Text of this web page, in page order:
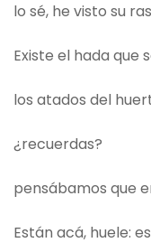
lo sé, he visto su
Existe el hada
los atados del
¿recuerdas?
pensábamos que
Están acá, huele: